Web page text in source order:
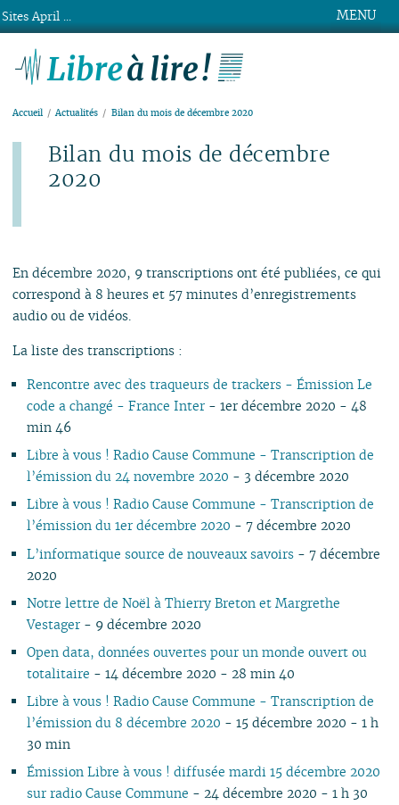
MENU
Accueil Actualités Bilan du mois de décembre 2020
Bilan du mois de décembre
2020
En décembre 2020, 9 transcriptions ont été publiées, ce qui
correspond à 8 heures et 57 minutes d’enregistrements
audio ou de vidéos.
La liste des transcriptions :
Rencontre avec des traqueurs de trackers - Émission Le
code a changé - France Inter - 1er décembre 2020 - 48
min 46
Libre à vous ! Radio Cause Commune - Transcription de
l’émission du 24 novembre 2020 - 3 décembre 2020
Libre à vous ! Radio Cause Commune - Transcription de
l’émission du 1er décembre 2020 - 7 décembre 2020
L’informatique source de nouveaux savoirs - 7 décembre
2020
Notre lettre de Noël à Thierry Breton et Margrethe
Vestager - 9 décembre 2020
Open data, données ouvertes pour un monde ouvert ou
totalitaire - 14 décembre 2020 - 28 min 40
Libre à vous ! Radio Cause Commune - Transcription de
l’émission du 8 décembre 2020 - 15 décembre 2020 - 1 h
30 min
Émission Libre à vous ! diffusée mardi 15 décembre 2020
sur radio Cause Commune - 24 décembre 2020 - 1 h 30
Sites April ...